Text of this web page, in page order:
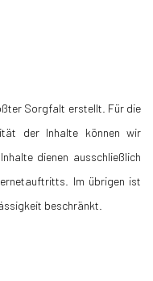
Sorgfalt erstellt. Für die
der Inhalte können wir
dienen ausschließlich
Im übrigen ist
beschränkt.